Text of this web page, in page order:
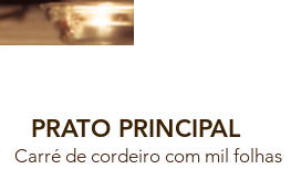
PRATO PRINCIPAL
Carré de cordeiro com mil folhas